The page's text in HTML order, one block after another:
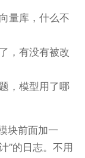
量库，什么不
，有没有被改
，模型用了哪
块前面加一
”的日志。不用